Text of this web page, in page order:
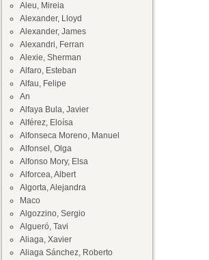
Aleu, Mireia
Alexander, Lloyd
Alexander, James
Alexandri, Ferran
Alexie, Sherman
Alfaro, Esteban
Alfau, Felipe
An
Alfaya Bula, Javier
Alférez, Eloísa
Alfonseca Moreno, Manuel
Alfonsel, Olga
Alfonso Mory, Elsa
Alforcea, Albert
Algorta, Alejandra
Maco
Algozzino, Sergio
Algueró, Tavi
Aliaga, Xavier
Aliaga Sánchez, Roberto